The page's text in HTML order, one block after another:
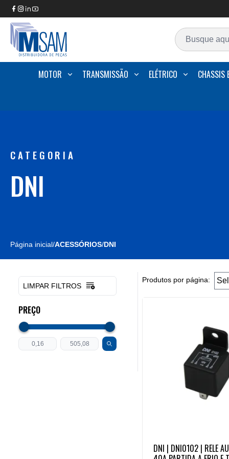
MOTOR TRANSMISSÃO ELÉTRICO CHASSIS
CATEGORIA
DNI
Página inicial/ACESSÓRIOS/DNI
LIMPAR FILTROS
PREÇO
Produtos por página:
DNI | DNI0102 | RELE